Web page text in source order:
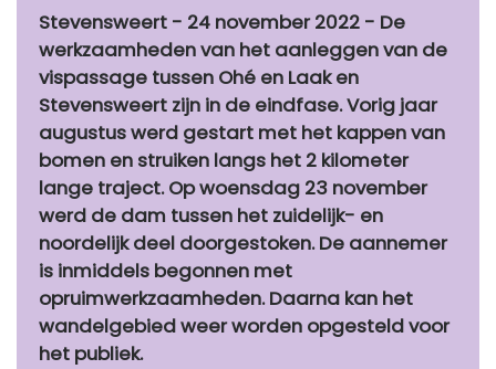
Stevensweert - 24 november 2022 - De
werkzaamheden van het aanleggen van de
vispassage tussen Ohé en Laak en
Stevensweert zijn in de eindfase. Vorig jaar
augustus werd gestart met het kappen van
bomen en struiken langs het 2 kilometer
lange traject. Op woensdag 23 november
werd de dam tussen het zuidelijk- en
noordelijk deel doorgestoken. De aannemer
is inmiddels begonnen met
opruimwerkzaamheden. Daarna kan het
wandelgebied weer worden opgesteld voor
het publiek.